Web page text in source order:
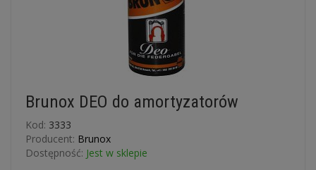
Brunox DEO do amortyzatorów
Kod: 3333
Producent: Brunox
Dostępność: Jest w sklepie